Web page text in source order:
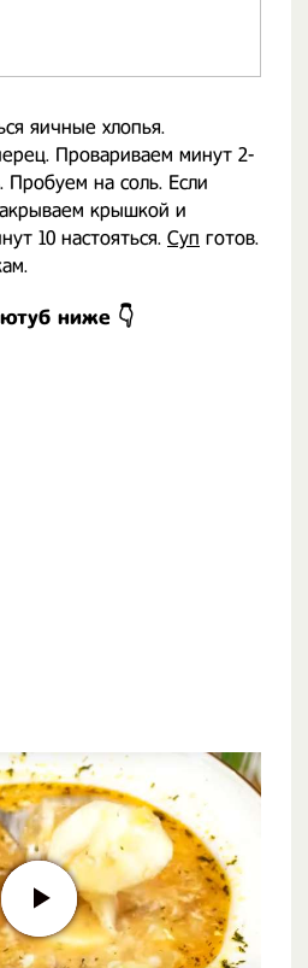
яичные хлопья.
Провариваем минут 2-
Пробуем на соль. Если
крышкой и
10 настояться. Суп готов.
ниже 👇